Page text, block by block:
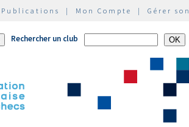
Publications | Mon Compte | Gérer
Rechercher un club